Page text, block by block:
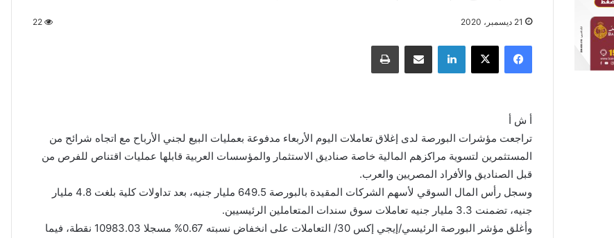
21 ديسمبر، 2020 22
فيسبوك X لينكدإن مشاركة عبر البريد طباعة
أ ش أ
تراجعت مؤشرات البورصة لدى إغلاق تعاملات اليوم الأربعاء مدفوعة بعمليات البيع لجني الأرباح مع اتجاه شرائح من
المستثمرين لتسوية مراكزهم المالية خاصة صناديق الاستثمار والمؤسسات العربية قابلها عمليات اقتناص للفرص من
قبل الصناديق والأفراد المصريين والعرب.
وسجل رأس المال السوقي لأسهم الشركات المقيدة بالبورصة 649.5 مليار جنيه، بعد تداولات كلية بلغت 4.8 مليار
جنيه، تضمنت 3.3 مليار جنيه تعاملات سوق سندات المتعاملين الرئيسيين.
وأغلق مؤشر البورصة الرئيسي/إيجي إكس 30/ التعاملات على انخفاض نسبته 0.67% مسجلا 10983.03 نقطة، فيما